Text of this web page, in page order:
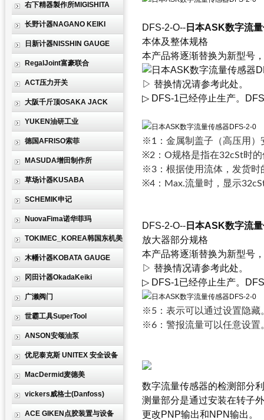
右下精器製作所MIGISHITA
长野计器NAGANO KEIKI
日新计器NISSHIN GAUGE
RegalJoint富豪联合
ACT压力开关
大阪千斤顶OSAKA JACK
YUKEN油研工业
德国AFRISO索菲
MASUDA增田制作所
草场计器KUSABA
SCHEMIK申记
NuovaFima诺华菲玛
TOKIMEC_KOREA韩国东机美
木幡计器KOBATA GAUGE
冈田计器OkadaKeiki
广濑阀门
世霸工具SuperTool
ANSON安颂油泵
优尼泰克斯 UNITEX 安全设备
MacDermid麦德美
vickers威格士(Danfoss)
ACE GIKEN点胶装置与设备
DFS-2-O-- 日本ASK数字流
本体及整体规格
本产品将逐渐替换为新型号
▷ 替换情况请参考此处。
▷ DFS-1已经停止生产。
※1：金属制盖子（高压用）
※2：O规格是指在32cSt时的
※3：根据使用流体，发货时
※4：Max.流量时，显示
DFS-2-O-- 日本ASK数字流
放大器部分规格
本产品将逐渐替换为新型号
▷ 替换情况请参考此处。
▷ DFS-1已经停止生产。
※5：表示可以通过设置隐藏
※6：警报流量可以任意设置
数字流量传感器的检测部分
测量部分是通过安装在转子
更改PNP输出和NPN输出。